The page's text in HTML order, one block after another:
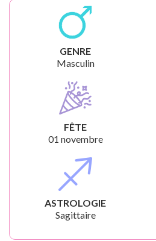
GENRE
Masculin
FÊTE
01 novembre
ASTROLOGIE
Sagittaire